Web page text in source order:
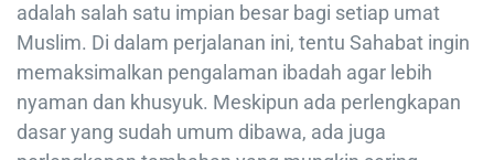
adalah salah satu impian besar bagi setiap umat
Muslim. Di dalam perjalanan ini, tentu Sahabat ingin
memaksimalkan pengalaman ibadah agar lebih
nyaman dan khusyuk. Meskipun ada perlengkapan
dasar yang sudah umum dibawa, ada juga